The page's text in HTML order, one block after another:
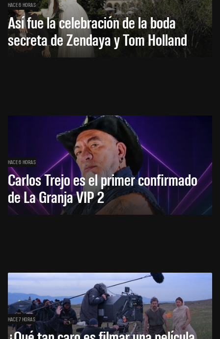
HACE 6 HORAS
Así fue la celebración de la boda
secreta de Zendaya y Tom Holland
HACE 6 HORAS
Carlos Trejo es el primer confirmado
de La Granja VIP 2
HACE 7 HORAS